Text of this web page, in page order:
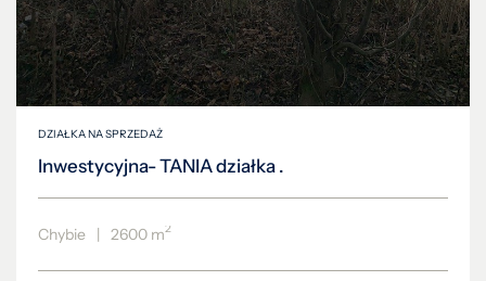
DZIAŁKA NA SPRZEDAŻ
Inwestycyjna- TANIA działka .
Chybie 2600 m2